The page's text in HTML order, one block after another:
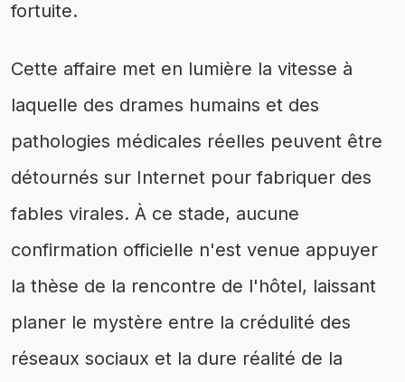
fortuite.
Cette affaire met en lumière la vitesse à
laquelle des drames humains et des
pathologies médicales réelles peuvent être
détournés sur Internet pour fabriquer des
fables virales. À ce stade, aucune
confirmation officielle n'est venue appuyer
la thèse de la rencontre de l'hôtel, laissant
planer le mystère entre la crédulité des
réseaux sociaux et la dure réalité de la